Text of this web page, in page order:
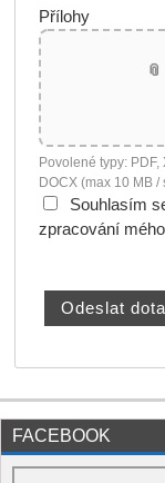
Přílohy
Povolené typy: PDF,
DOCX (max 10 MB
Souhlasím
zpracování
FACEBOOK